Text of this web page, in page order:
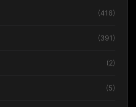
(416)
(391)
(2)
(5)